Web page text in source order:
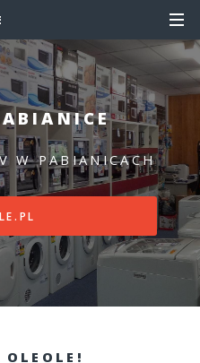
W PABIANICACH